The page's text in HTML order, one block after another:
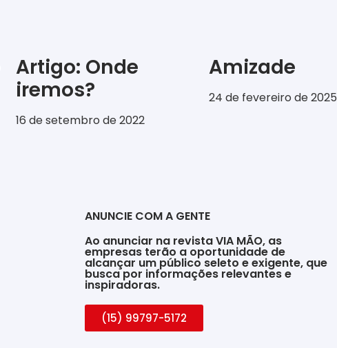
Artigo: Onde
iremos?
16 de setembro de 2022
Amizade
24 de fevereiro de 2025
ANUNCIE COM A GENTE
Ao anunciar na revista VIA MÃO, as
empresas terão a oportunidade de
alcançar um público seleto e exigente, que
busca por informações relevantes e
inspiradoras.
(15) 99797-5172